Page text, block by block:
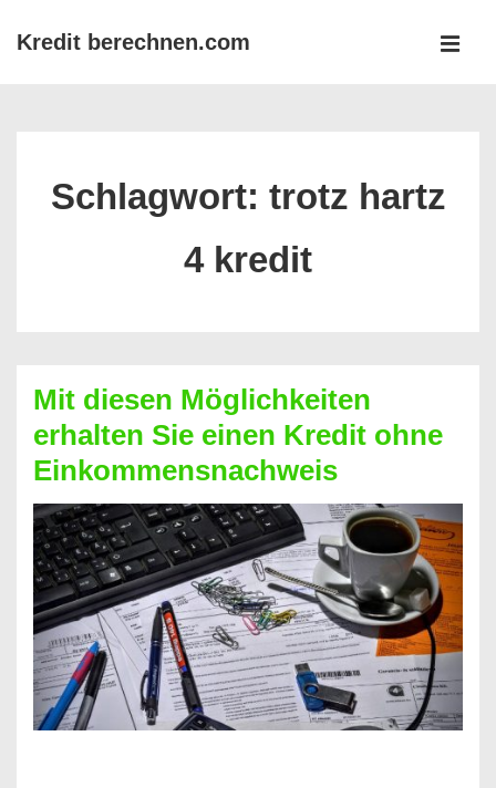
ZumKredit berechnen.com
Schlagwort: trotz hartz
4 kredit
Mit diesen Möglichkeiten
erhalten Sie einen Kredit ohne
Einkommensnachweis